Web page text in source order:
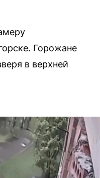
Горожане
в верхней